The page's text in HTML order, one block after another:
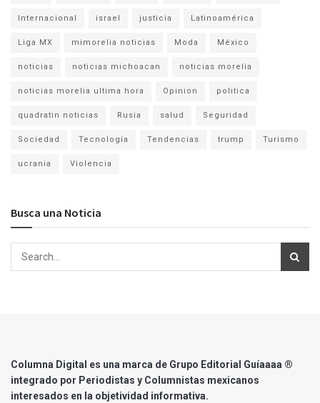
Internacional israel justicia Latinoamérica
Liga MX mimorelia noticias Moda México
noticias noticias michoacan noticias morelia
noticias morelia ultima hora Opinion politica
quadratin noticias Rusia salud Seguridad
Sociedad Tecnología Tendencias trump Turismo
ucrania Violencia
Busca una Noticia
Columna Digital es una marca de Grupo Editorial Guíaaaa ®
integrado por Periodistas y Columnistas mexicanos
interesados en la objetividad informativa.